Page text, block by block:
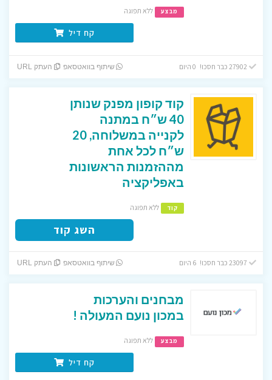
מבצע ללא תפוגה
קח דיל
27902 כבר חסכו! 0 היום שיתוף בוואטסאפ העתק URL
קוד קופון מפנק שנותן
40 ש״ח במתנה
לקנייה במשלוחה, 20
ש״ח לכל אחת
מההזמנות הראשונות
באפליקציה
קוד ללא תפוגה
השג קוד
שיתוף בוואטסאפ העתק URL
מבחנים והערכות
במכון נועם המעולה !
מבצע ללא תפוגה
קח דיל